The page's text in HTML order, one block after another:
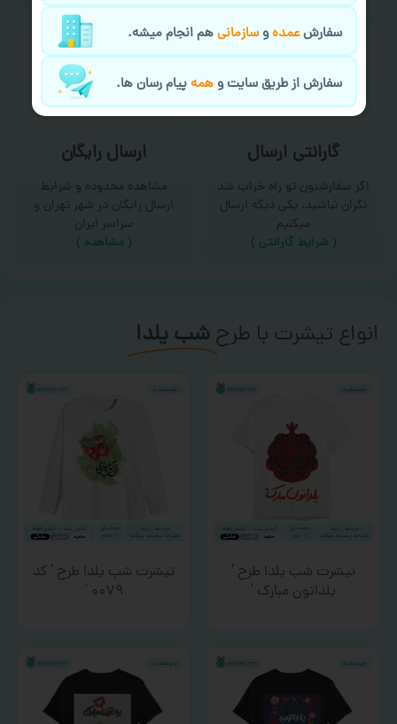
گارانتی ارسال
اگر سفارشتون تو راه خراب شد
نگران نباشید، یکی دیگه ارسال
میکنیم
( شرایط گارانتی )
ارسال رایگان
مشاهده محدوده و شرایط
ارسال رایگان در شهر تهران و
سراسر ایران
(مشاهده )
انواع تیشرت با طرحشب یلدا
تیشرت شب یلدا طرح ‘
یلداتون مبارک ‘
تیشرت شب یلدا طرح ‘ کد
۰۰۷۹ ‘
سفارشعمدهوسازمانیهم انجام میشه.
سفارش از طریق سایت وهمهپیام رسان ها.